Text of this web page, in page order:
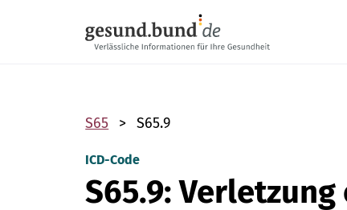
S65 S65.9
ICD-Code
S65.9: